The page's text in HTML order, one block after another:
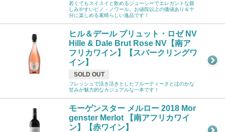
若くてもスイスイと飲めるジューシーでエレガントな親
しみやすいピノ・ノワール。お値段以上の価値あり＆十
分に楽しめる素晴らしい逸品です！
ヒル＆デール ブリュット・ロゼ NV
Hille & Dale Brut Rose NV【南ア
フリカワイン】【スパークリングワ
イン】
SOLD OUT
フレッシュで活き活きとしたフルーティーさとほのかな
甘みが魅力的なカジュアルな一本です！
モーゲンスター メルロー 2018 Mor
genster Merlot 【南アフリカワイ
ン】【赤ワイン】